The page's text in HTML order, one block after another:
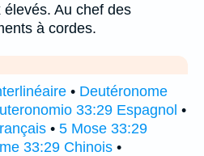
Au chef des
à cordes.
• Deutéronome
33:29 Espagnol •
• 5 Mose 33:29
33:29 Chinois •